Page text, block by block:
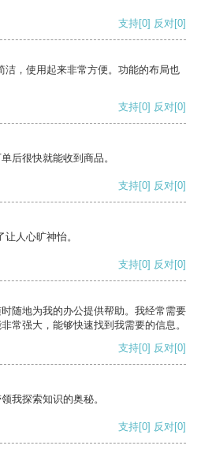
支持[0] 反对[0]
洁，使用起来非常方便。功能的布局也
支持[0] 反对[0]
后很快就能收到商品。
支持[0] 反对[0]
人心旷神怡。
支持[0] 反对[0]
随地为我的办公提供帮助。我经常需要
常强大，能够快速找到我需要的信息。
支持[0] 反对[0]
我探索知识的奥秘。
支持[0] 反对[0]